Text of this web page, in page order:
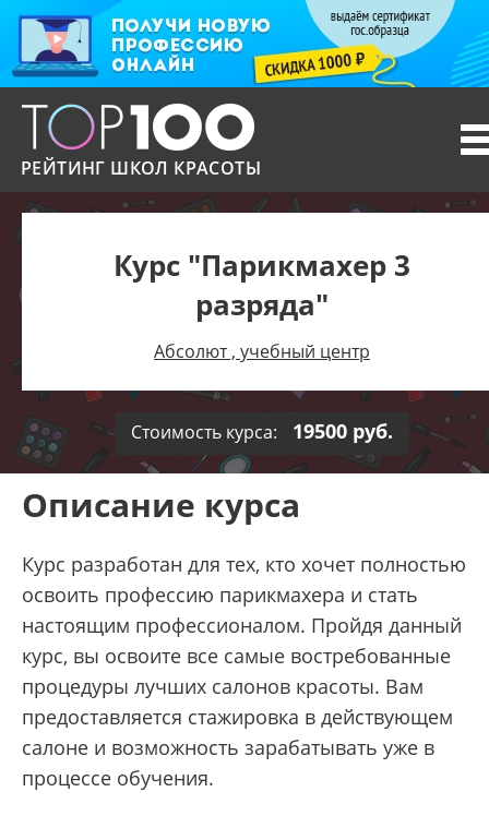
РЕЙТИНГ ШКОЛ КРАСОТЫ
Курс "Парикмахер 3
разряда"
Абсолют , учебный центр
Стоимость курса: 19500 руб.
Описание курса
Курс разработан для тех, кто хочет полностью
освоить профессию парикмахера и стать
настоящим профессионалом. Пройдя данный
курс, вы освоите все самые востребованные
процедуры лучших салонов красоты. Вам
предоставляется стажировка в действующем
салоне и возможность зарабатывать уже в
процессе обучения.